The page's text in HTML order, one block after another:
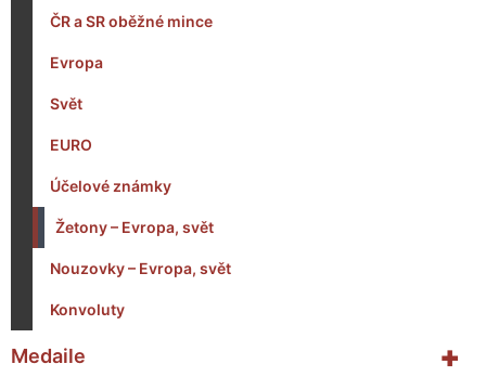
ČR a SR oběžné mince
Evropa
Svět
EURO
Účelové známky
Žetony – Evropa, svět
Nouzovky – Evropa, svět
Konvoluty
+
Medaile